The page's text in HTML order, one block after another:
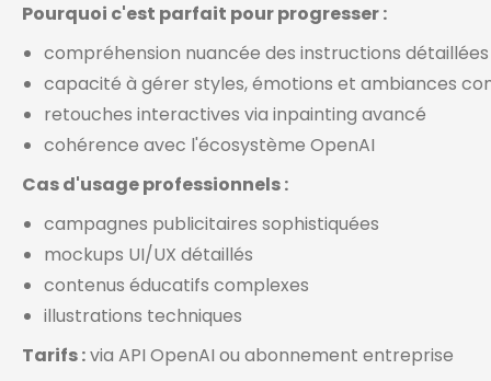
Pourquoi c'est parfait pour progresser :
compréhension nuancée des instructions détaillées
capacité à gérer styles, émotions et ambiances
retouches interactives via inpainting avancé
cohérence avec l'écosystème OpenAI
Cas d'usage professionnels :
campagnes publicitaires sophistiquées
mockups UI/UX détaillés
contenus éducatifs complexes
illustrations techniques
Tarifs :via API OpenAI ou abonnement entreprise